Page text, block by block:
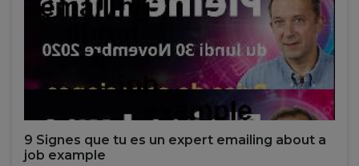
9 Signes que tu es un expert emailing about a
job example